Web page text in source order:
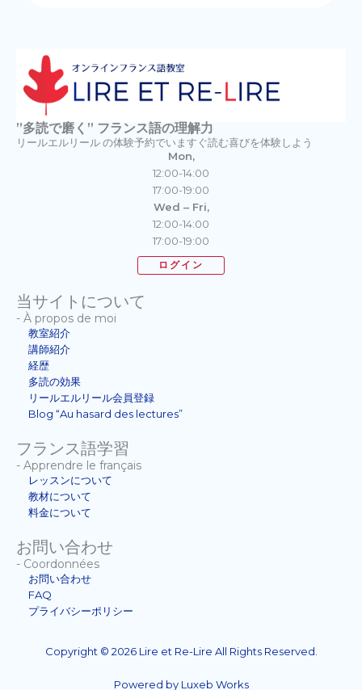
”多読で磨く” フランス語の理解力
リールエルリール の体験予約でいますぐ読む喜びを体験しよう
Mon,
12:00-14:00
17:00-19:00
Wed – Fri,
12:00-14:00
17:00-19:00
ログイン
当サイトについて
- À propos de moi
教室紹介
講師紹介
経歴
多読の効果
リールエルリール会員登録
Blog “Au hasard des lectures”
フランス語学習
- Apprendre le français
レッスンについて
教材について
料金について
お問い合わせ
- Coordonnées
お問い合わせ
FAQ
プライバシーポリシー
Copyright © 2026 Lire et Re-Lire All Rights Reserved.
Powered by Luxeb Works